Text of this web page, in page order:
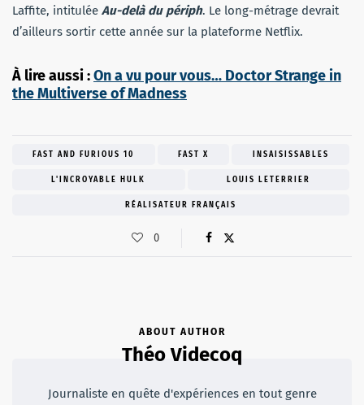
Laffite, intitulée Au-delà du périph. Le long-métrage devrait
d’ailleurs sortir cette année sur la plateforme Netflix.
À lire aussi :On a vu pour vous… Doctor Strange in
the Multiverse of Madness
FAST AND FURIOUS 10 FAST X INSAISISSABLES
L'INCROYABLE HULK LOUIS LETERRIER
RÉALISATEUR FRANÇAIS
0
ABOUT AUTHOR
Théo Videcoq
Journaliste en quête d'expériences en tout genre